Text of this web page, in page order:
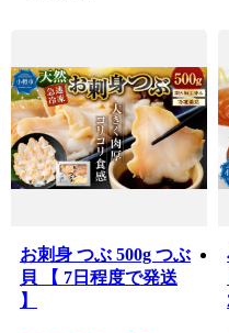
お刺身 つぶ 500g つぶ
貝 【 7日程度で発送
】